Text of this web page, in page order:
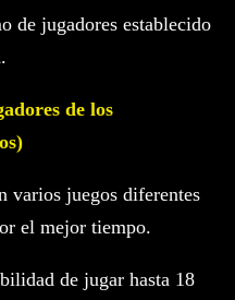
de jugadores establecido
de los
varios juegos diferentes
el mejor tiempo.
de jugar hasta 18